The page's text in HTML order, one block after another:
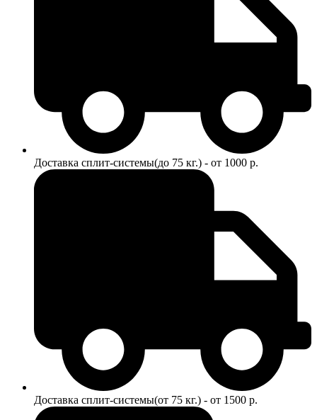
Доставка сплит-системы(до 75 кг.) - от 1000 р.
Доставка сплит-системы(от 75 кг.) - от 1500 р.